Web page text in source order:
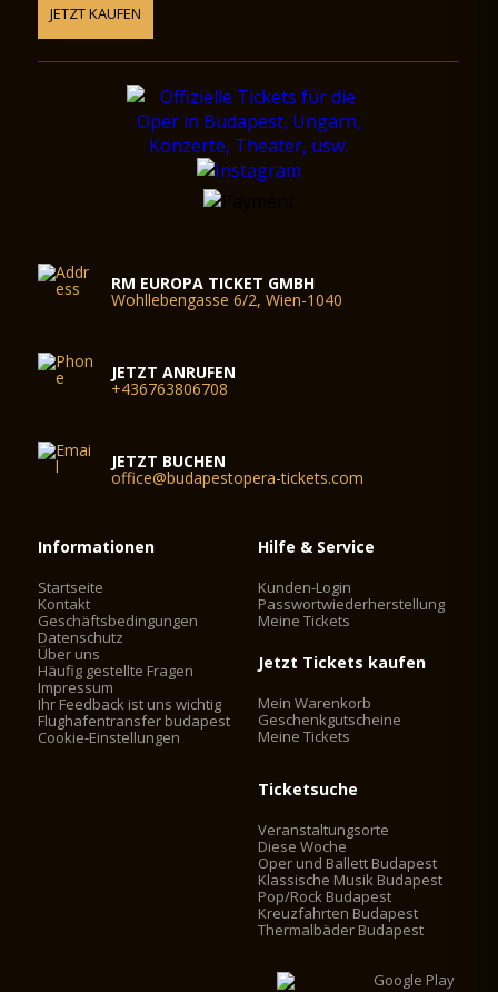
JETZT KAUFEN
RM EUROPA TICKET GMBH
Wohllebengasse 6/2, Wien-1040
JETZT ANRUFEN
+436763806708
JETZT BUCHEN
office@budapestopera-tickets.com
Informationen
Startseite
Kontakt
Geschäftsbedingungen
Datenschutz
Über uns
Häufig gestellte Fragen
Impressum
Ihr Feedback ist uns wichtig
Flughafentransfer budapest
Cookie-Einstellungen
Hilfe & Service
Kunden-Login
Passwortwiederherstellung
Meine Tickets
Jetzt Tickets kaufen
Mein Warenkorb
Geschenkgutscheine
Meine Tickets
Ticketsuche
Veranstaltungsorte
Diese Woche
Oper und Ballett Budapest
Klassische Musik Budapest
Pop/Rock Budapest
Kreuzfahrten Budapest
Thermalbäder Budapest